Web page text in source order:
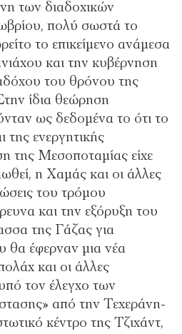
των διαδοχικών
πολύ σωστά το
το επικείμενο ανάμεσα
και την κυβέρνηση
του θρόνου της
ίδια θεώρηση
ως δεδομένα το ότι το
ενεργητικής
της Μεσοποταμίας είχε
η Χαμάς και οι άλλες
του τρόμου
και την εξόρυξη του
της Γάζας για
θα έφερναν μια νέα
και οι άλλες
τον έλεγχο των
από την Τεχεράνη-
κέντρο της Τζιχάντ,